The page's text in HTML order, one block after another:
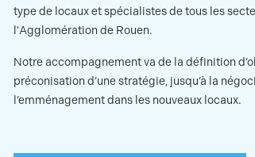
type de locaux et spécialistes de tous les
l'Agglomération de Rouen.
Notre accompagnement va de la définition
préconisation d’une stratégie, jusqu’à la
l’emménagement dans les nouveaux locaux.